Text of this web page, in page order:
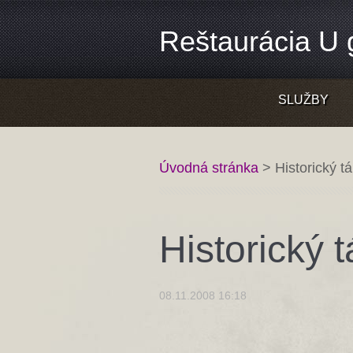
Reštaurácia U
SLUŽBY
Úvodná stránka > Historický
Historický
08.11.2008 16:18